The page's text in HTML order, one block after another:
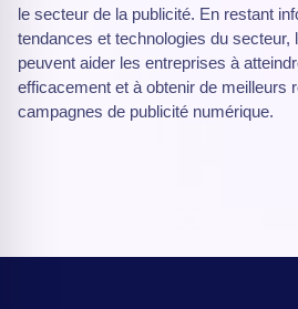
le secteur de la publicité. En restant
tendances et technologies du secteur,
peuvent aider les entreprises à
efficacement et à obtenir de meilleurs
campagnes de publicité numérique.